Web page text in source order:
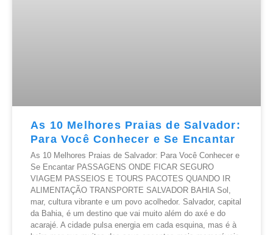
As 10 Melhores Praias de Salvador:
Para Você Conhecer e Se Encantar
As 10 Melhores Praias de Salvador: Para Você Conhecer e
Se Encantar PASSAGENS ONDE FICAR SEGURO
VIAGEM PASSEIOS E TOURS PACOTES QUANDO IR
ALIMENTAÇÃO TRANSPORTE SALVADOR BAHIA Sol,
mar, cultura vibrante e um povo acolhedor. Salvador, capital
da Bahia, é um destino que vai muito além do axé e do
acarajé. A cidade pulsa energia em cada esquina, mas é à